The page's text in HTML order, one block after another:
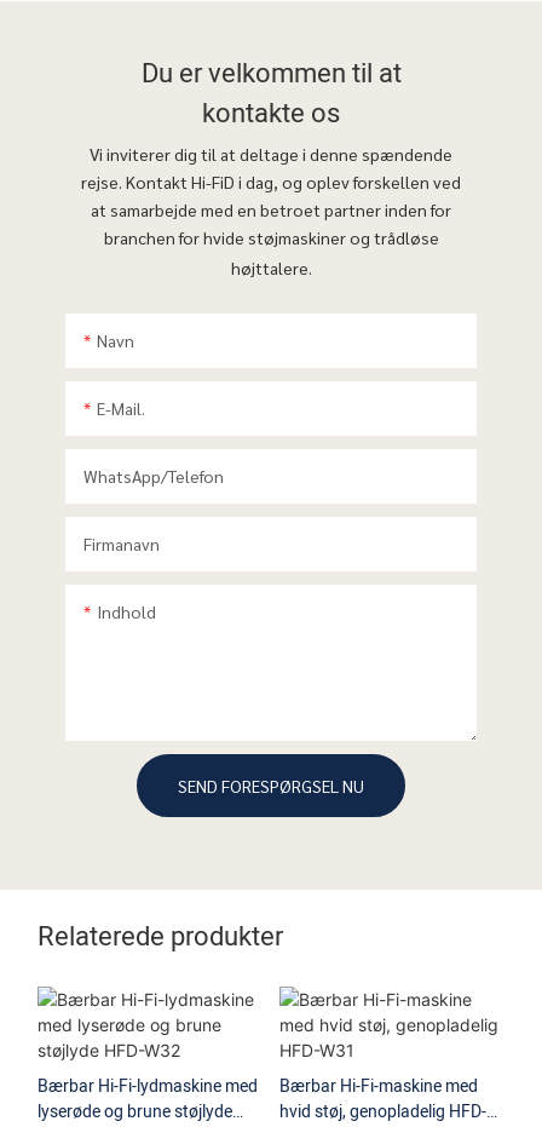
Du er velkommen til at
kontakte os
Vi inviterer dig til at deltage i denne spændende
rejse. Kontakt Hi-FiD i dag, og oplev forskellen ved
at samarbejde med en betroet partner inden for
branchen for hvide støjmaskiner og trådløse
højttalere.
Navn
E-Mail.
WhatsApp/telefon
Firmanavn
Indhold
SEND FORESPØRGSEL NU
Relaterede produkter
Bærbar Hi-Fi-lydmaskine med
lyserøde og brune støjlyde
Bærbar Hi-Fi-maskine med
hvid støj, genopladelig HFD-